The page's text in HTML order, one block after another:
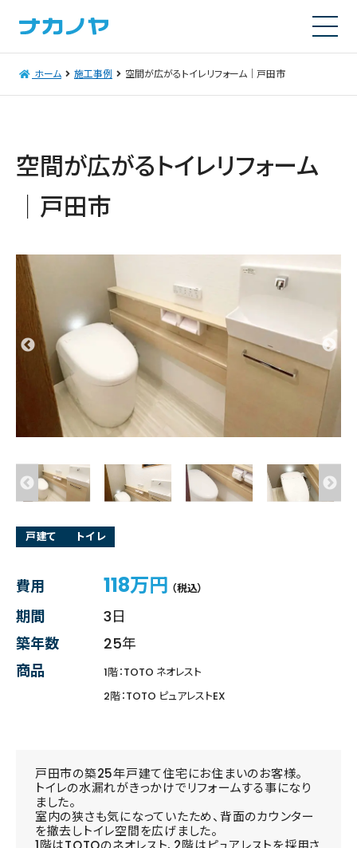
ホーム 施工事例 空間が広がるトイレリフォーム｜戸田市
空間が広がるトイレリフォーム
｜戸田市
戸建て トイレ
費用 118万円 （税込）
期間
3日
築年数
25年
商品
1階：TOTO ネオレスト
2階：TOTO ピュアレストEX
戸田市の築25年戸建て住宅にお住まいのお客様。
トイレの水漏れがきっかけでリフォームする事になり
ました。
室内の狭さも気になっていたため、背面のカウンター
を撤去しトイレ空間を広げました。